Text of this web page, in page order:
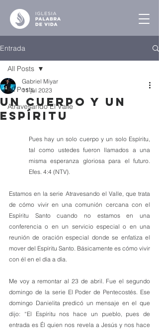
Entrada
All Posts
Atravesando El Valle
All Posts
Un Cuerpo y un
Espíritu
Gabriel Miyar
11 jul 2023
Pues hay un solo cuerpo y un solo Espíritu,
tal como ustedes fueron llamados a una
misma esperanza gloriosa para el futuro.
Efes. 4:4 (NTV).
Estamos en la serie Atravesando el Valle, que trata
de cómo vivir en una comunión cercana con el
Espíritu Santo cuando no estamos en una
conferencia o en un servicio especial o en una
reunión de oración especial donde se enfatiza el
mover del Espíritu Santo. Básicamente es cómo vivir
con él en el día a día.
Me voy a remontar al 23 de abril. Fue el segundo
domingo de la serie El Poder de Pentecostés. Ese
domingo Danielita predicó un mensaje en el que
dijo: “El Espíritu nos hace un pueblo, pues de
entrada es Él quien nos revela a Jesús y nos hace